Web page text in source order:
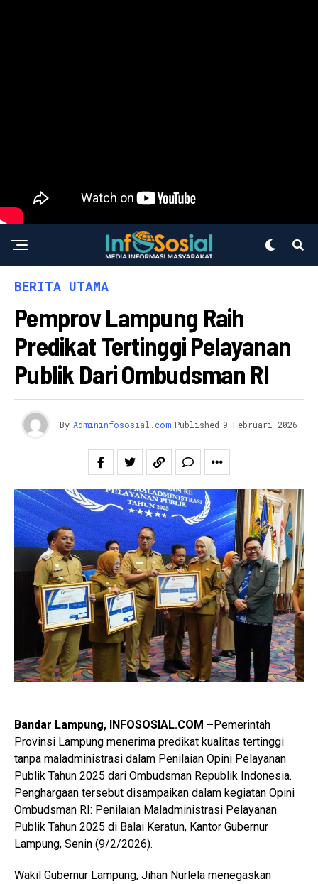
BERITA UTAMA
Pemprov Lampung Raih
Predikat Tertinggi Pelayanan
Publik Dari Ombudsman RI
By Admininfososial.com Published 9 Februari 2026
Bandar Lampung, INFOSOSIAL.COM –Pemerintah
Provinsi Lampung menerima predikat kualitas tertinggi
tanpa maladministrasi dalam Penilaian Opini Pelayanan
Publik Tahun 2025 dari Ombudsman Republik Indonesia.
Penghargaan tersebut disampaikan dalam kegiatan Opini
Ombudsman RI: Penilaian Maladministrasi Pelayanan
Publik Tahun 2025 di Balai Keratun, Kantor Gubernur
Lampung, Senin (9/2/2026).
Wakil Gubernur Lampung, Jihan Nurlela menegaskan